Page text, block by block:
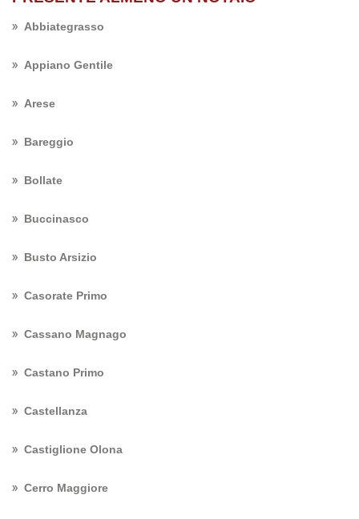
Abbiategrasso
Appiano Gentile
Arese
Bareggio
Bollate
Buccinasco
Busto Arsizio
Casorate Primo
Cassano Magnago
Castano Primo
Castellanza
Castiglione Olona
Cerro Maggiore